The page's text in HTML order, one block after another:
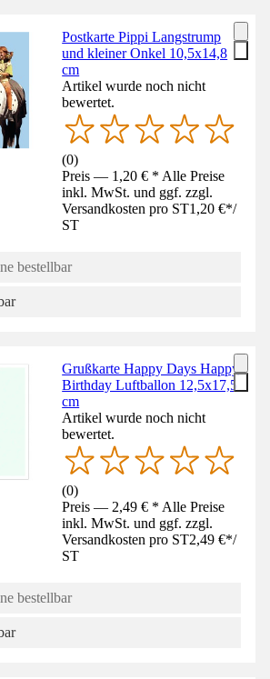
Postkarte Pippi Langstrump
und kleiner Onkel 10,5x14,8
cm
Artikel wurde noch nicht
bewertet.
(0)
Preis — 1,20 € * Alle Preise
inkl. MwSt. und ggf. zzgl.
Versandkosten pro ST1,20 €*/
ST
bestellbar
Grußkarte Happy Days Happy
Birthday Luftballon 12,5x17,5
cm
Artikel wurde noch nicht
bewertet.
(0)
Preis — 2,49 € * Alle Preise
inkl. MwSt. und ggf. zzgl.
Versandkosten pro ST2,49 €*/
ST
bestellbar